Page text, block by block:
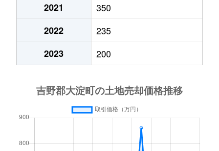
2021
350
2022
235
2023
200